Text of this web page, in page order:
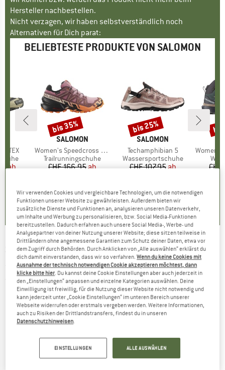
Hersteller nachbestellen.
Nicht verzagen, wir haben selbstverständlich noch
Alternativen für Dich parat:
BELIEBTESTE PRODUKTE VON SALOMON
TEX
Preis
ab
1
MARKE
SALOMON
Artikel
Women's Speedcross 6 Gore-Tex
Produktgruppe
Trailrunningschuhe
Preis
CHF 166.95reduzierter Preis
ab
5
4.6(29)
Rabatt
bis 35%
MARKE
SALOMON
Artikel
Techamphibian 5
Produktgruppe
Wassersportschuhe
Preis
CHF 107.95reduzierter Preis
ab
4.3(6)
Rabatt
bis 25%
Artikel
Women's X
SALOMON -Women's Sense Aero S/S Tee GFX
- Laufshirt
(0)
Wir verwenden Cookies und vergleichbare Technologien, um die notwendigen
Funktionen unserer Website zu gewährleisten. Außerdem bieten wir
zusätzliche Dienste und Funktionen an, analysieren unseren Datenverkehr,
um Inhalte und Werbung zu personalisieren, bzw. Social Media-Funktionen
bereitzustellen. Dadurch erfahren auch unsere Social Media-, Werbe- und
Analysepartner von deiner Nutzung unserer Website; diese sitzen teilweise in
Drittländern ohne angemessene Garantien zum Schutz deiner Daten, etwa vor
dem Zugriff durch Behörden. Durch Anklicken von „Alle auswählen“ erklärst du
dich damit einverstanden, dass wir so verfahren.Wenn du keine Cookies mit
Ausnahme der technisch notwendigen Cookie akzeptieren möchtest, dann
klicke bitte hier . Du kannst deine Cookie Einstellungen aber auch jederzeit in
den „Einstellungen“ anpassen und einzelne Kategorien auswählen. Deine
Einwilligung ist freiwillig, für die Nutzung dieser Website nicht notwendig und
kann jederzeit unter „Cookie Einstellungen“ im unteren Bereich unserer
Webseite widerrufen oder erstmals vergeben werden. Weitere Informationen,
auch zu Risiken der Drittlandstransfers, findest du in unseren
Datenschutzhinweisen
EINSTELLUNGEN ALLE AUSWÄHLEN